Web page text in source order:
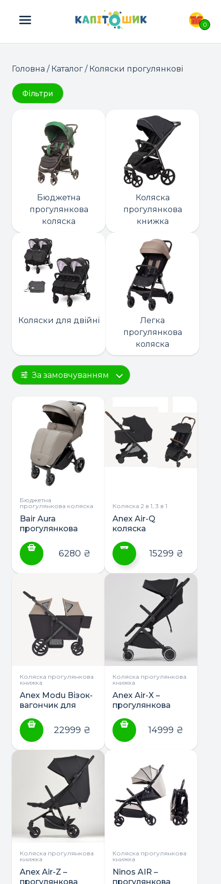
0
ПОШУК ТОВАРІВ:
Головна / Каталог / Коляски прогулянкові
Фільтри
Бюджетна
прогулянкова
коляска
Коляска
прогулянкова
книжка
Коляски для двійні
Легка
прогулянкова
коляска
За замовчуванням
Бюджетна
прогулянкова коляска
Bair Aura
прогулянкова
6280 ₴
Коляска 2 в 1, 3 в 1
Anex Air-Q
коляска
2в1
варіантів.
Параметри
можна
вибрати
на
сторінці
15299 ₴
Коляска прогулянкова
книжка
Anex Modu Візок-
вагончик для
діток
22999 ₴
Коляска прогулянкова
книжка
Anex Air-X –
прогулянкова
14999 ₴
Коляска прогулянкова
книжка
Anex Air-Z –
прогулянкова
Коляска прогулянкова
книжка
Ninos AIR –
прогулянкова